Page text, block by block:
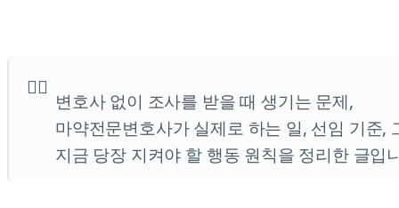
변호사 없이 조사를 받을 때 생기는 문제,
마약전문변호사가 실제로 하는 일, 선임 기준,
지금 당장 지켜야 할 행동 원칙을 정리한 글입